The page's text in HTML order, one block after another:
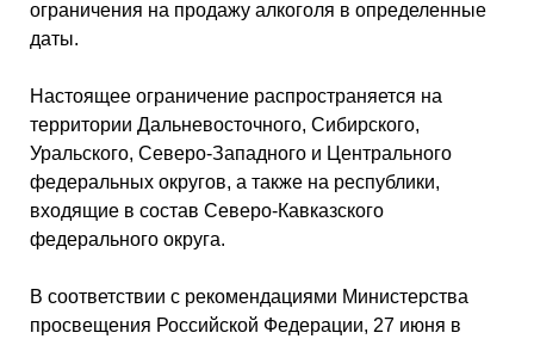
ограничения на продажу алкоголя в определенные
даты.
Настоящее ограничение распространяется на
территории Дальневосточного, Сибирского,
Уральского, Северо-Западного и Центрального
федеральных округов, а также на республики,
входящие в состав Северо-Кавказского
федерального округа.
В соответствии с рекомендациями Министерства
просвещения Российской Федерации, 27 июня в